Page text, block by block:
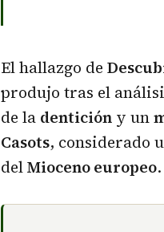
El hallazgo de
produjo tras el
de la dentición y un
Casots, considerado
delMioceno europeo.